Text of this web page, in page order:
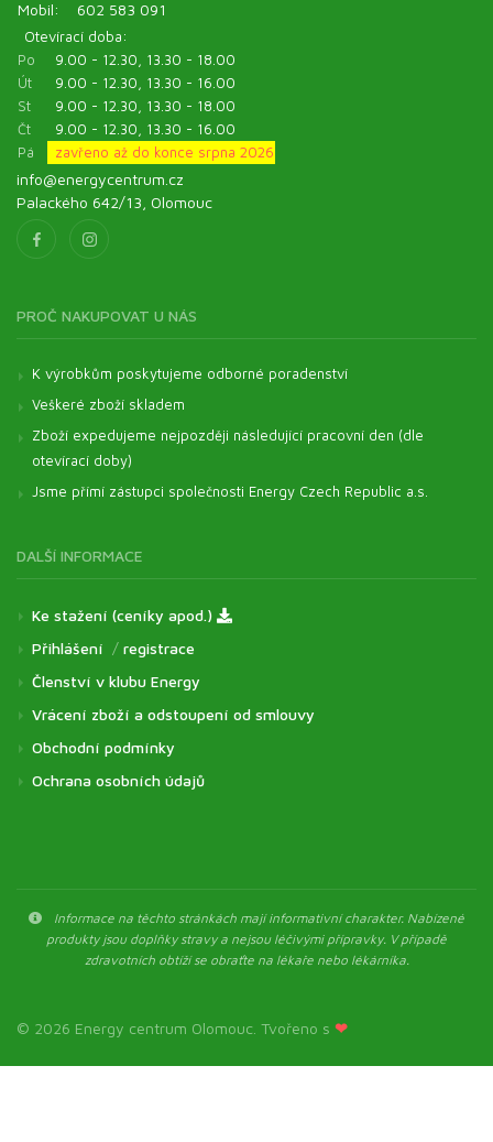
Mobil:
602 583 091
Otevírací doba:
Po
9.00 - 12.30, 13.30 - 18.00
Út
9.00 - 12.30, 13.30 - 16.00
St
9.00 - 12.30, 13.30 - 18.00
Čt
9.00 - 12.30, 13.30 - 16.00
Pá
zavřeno až do konce srpna 2026
info@energycentrum.cz
Palackého 642/13, Olomouc
PROČ NAKUPOVAT U NÁS
K výrobkům poskytujeme odborné poradenství
Veškeré zboží skladem
Zboží expedujeme nejpozději následující pracovní den (dle
otevírací doby)
Jsme přímí zástupci společnosti Energy Czech Republic a.s.
DALŠÍ INFORMACE
Ke stažení (ceníky apod.)
Přihlášení / registrace
Členství v klubu Energy
Vrácení zboží a odstoupení od smlouvy
Obchodní podmínky
Ochrana osobních údajů
Informace na těchto stránkách mají informativní charakter. Nabízené
produkty jsou doplňky stravy a nejsou léčivými přípravky. V případě
zdravotních obtíží se obraťte na lékaře nebo lékárníka.
© 2026 Energy centrum Olomouc. Tvořeno s ❤